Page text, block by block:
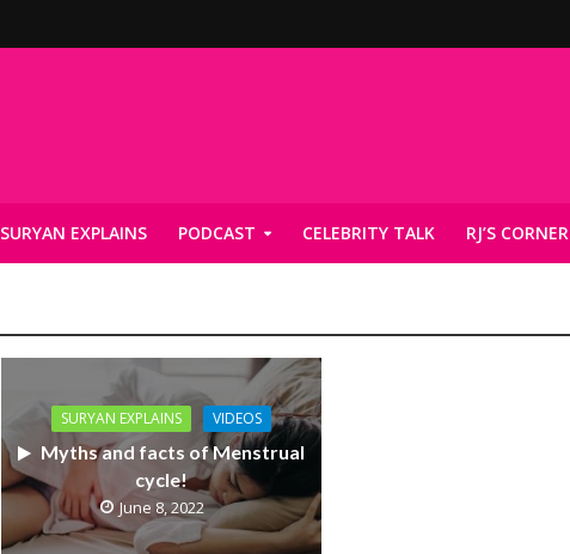
SURYAN EXPLAINS PODCAST CELEBRITY TALK RJ’S CORNER
SURYAN EXPLAINS VIDEOS
Myths and facts of Menstrual
cycle!
June 8, 2022